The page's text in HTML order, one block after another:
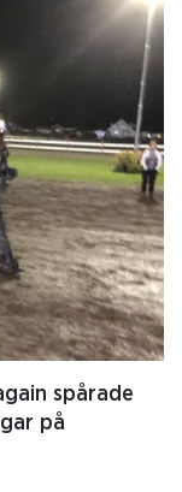
spårade
på